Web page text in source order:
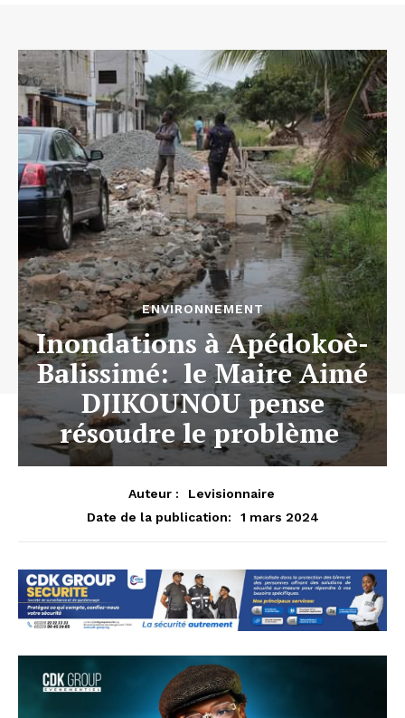
ENVIRONNEMENT
Inondations à Apédokoè-
Balissimé: le Maire Aimé
DJIKOUNOU pense
résoudre le problème
Auteur :
Levisionnaire
Date de la publication:
1 mars 2024